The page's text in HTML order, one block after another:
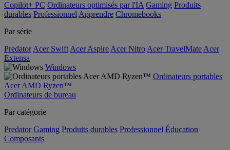
Copilot+ PC Ordinateurs optimisés par l'IA Gaming Produits
durables Professionnel Apprendre Chromebooks
Par série
Predator Acer Swift Acer Aspire Acer Nitro Acer TravelMate Acer
Extensa
Windows
Ordinateurs portables
Acer AMD Ryzen™
Ordinateurs de bureau
Par catégorie
Predator Gaming Produits durables Professionnel Éducation
Composants